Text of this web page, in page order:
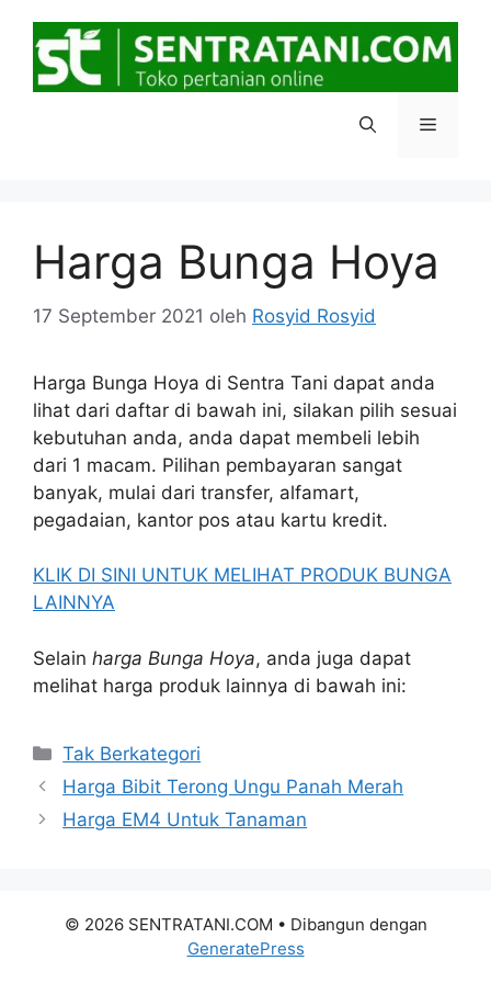
Menu
Harga Bunga Hoya
17 September 2021 oleh Rosyid Rosyid
Harga Bunga Hoya di Sentra Tani dapat anda
lihat dari daftar di bawah ini, silakan pilih sesuai
kebutuhan anda, anda dapat membeli lebih
dari 1 macam. Pilihan pembayaran sangat
banyak, mulai dari transfer, alfamart,
pegadaian, kantor pos atau kartu kredit.
KLIK DI SINI UNTUK MELIHAT PRODUK BUNGA
LAINNYA
Selain harga Bunga Hoya, anda juga dapat
melihat harga produk lainnya di bawah ini:
Kategori
Tak Berkategori
Harga Bibit Terong Ungu Panah Merah
Harga EM4 Untuk Tanaman
© 2026 SENTRATANI.COM • Dibangun dengan
GeneratePress